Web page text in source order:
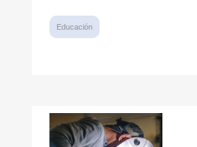
Educación